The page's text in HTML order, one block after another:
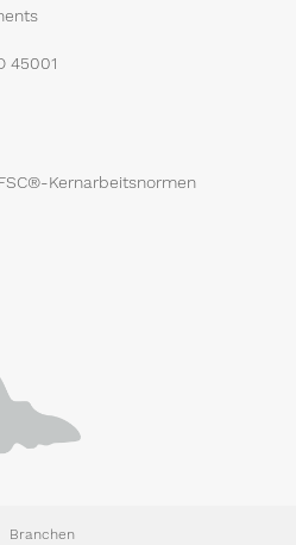
45001
Kernarbeitsnormen
Branchen